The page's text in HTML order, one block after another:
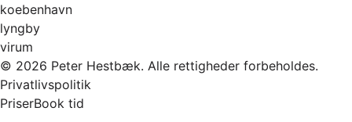
koebenhavn
lyngby
virum
© 2026 Peter Hestbæk. Alle rettigheder forbeholdes.
Privatlivspolitik
PriserBook tid